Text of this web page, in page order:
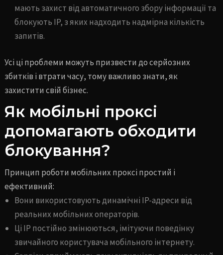
мають захист від автоматичного збору інформації та
блокують IP, з яких надходить надмірна кількість
запитів.
Усі ці проблеми можуть призвести до серйозних
збитків і втрати часу, тому важливо знати, як
захистити свій бізнес.
Як мобільні проксі
допомагають обходити
блокування?
Принцип роботи мобільних проксі простий і
ефективний:
Вони використовують динамічні IP-адреси від
реальних мобільних операторів.
Ці IP постійно змінюються, імітуючи поведінку
звичайного користувача мобільного інтернету.